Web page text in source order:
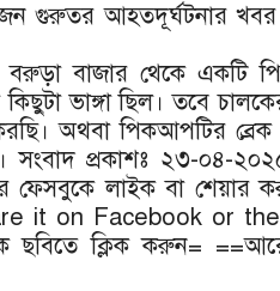
গুরুতর আহতদূর্ঘটনার খবর
বরুড়া বাজার থেকে
ভাঙ্গা ছিল। তবে
করছি। অথবা পিকআপটির
সংবাদ প্রকাশঃ ২৩-০৪-
ফেসবুকে লাইক বা শেয়ার
it on Facebook or
ছবিতে ক্লিক করুন=